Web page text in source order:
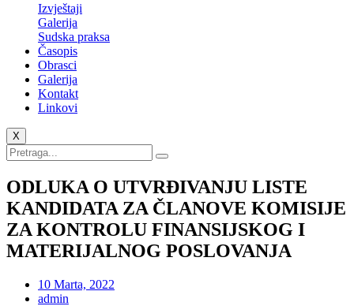
Izvještaji
Galerija
Sudska praksa
Časopis
Obrasci
Galerija
Kontakt
Linkovi
X
ODLUKA O UTVRĐIVANJU LISTE
KANDIDATA ZA ČLANOVE KOMISIJE
ZA KONTROLU FINANSIJSKOG I
MATERIJALNOG POSLOVANJA
10 Marta, 2022
admin